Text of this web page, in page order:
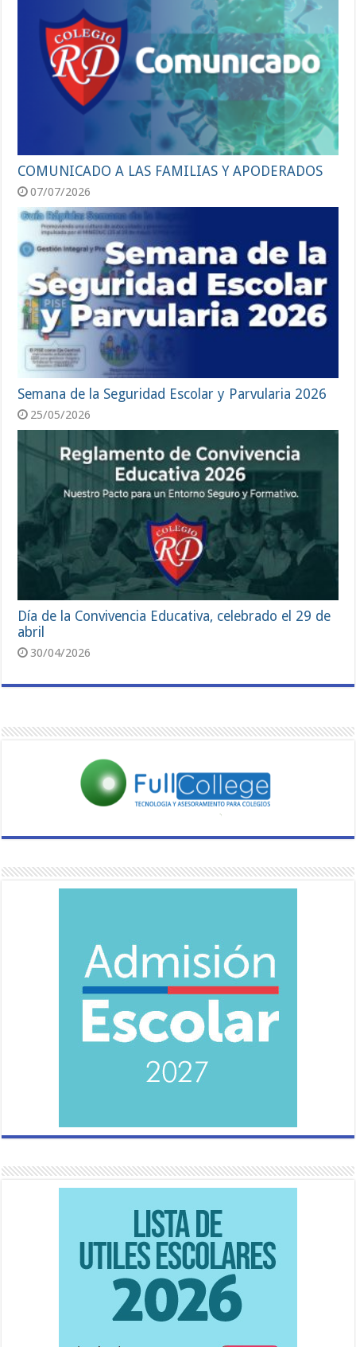
COMUNICADO A LAS FAMILIAS Y APODERADOS
07/07/2026
Semana de la Seguridad Escolar y Parvularia 2026
25/05/2026
Día de la Convivencia Educativa, celebrado el 29 de
abril
30/04/2026